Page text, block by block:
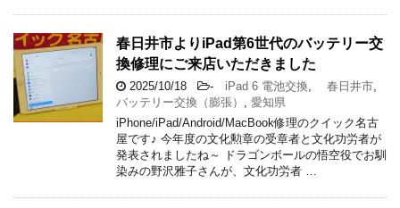
春日井市よりiPad第6世代のバッテリー交
換修理にご来店いただきました
2025/10/18 - iPad 6 電池交換 春日井市
バッテリー交換（膨張）
愛知県
iPhone/iPad/Android/MacBook修理のクイック名古
屋です♪ 今年度の文化勲章の受章者と文化功労者が
発表されましたね～ ドラゴンボールの悟空役でお馴
染みの野沢雅子さんが、文化功労者 …